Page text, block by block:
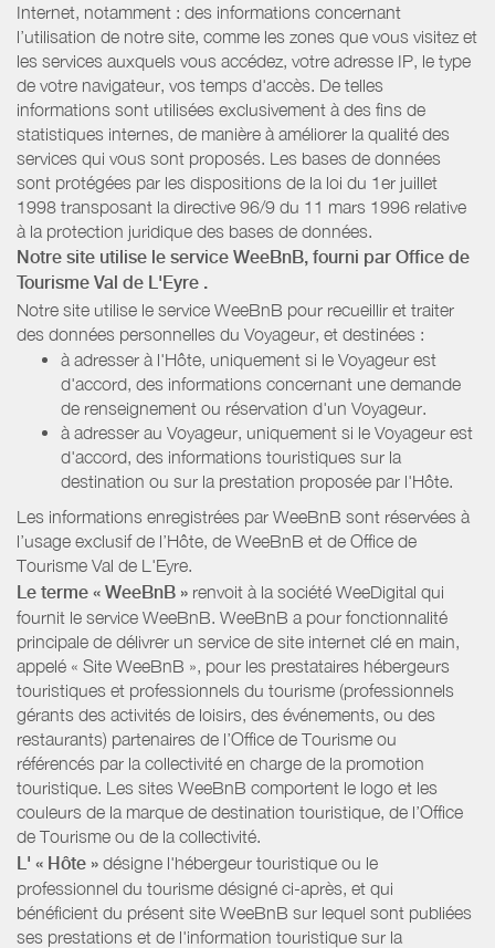
Internet, notamment : des informations concernant
l’utilisation de notre site, comme les zones que vous visitez et
les services auxquels vous accédez, votre adresse IP, le type
de votre navigateur, vos temps d'accès. De telles
informations sont utilisées exclusivement à des fins de
statistiques internes, de manière à améliorer la qualité des
services qui vous sont proposés. Les bases de données
sont protégées par les dispositions de la loi du 1er juillet
1998 transposant la directive 96/9 du 11 mars 1996 relative
à la protection juridique des bases de données.
Notre site utilise le service WeeBnB, fourni par Office de
Tourisme Val de L'Eyre .
Notre site utilise le service WeeBnB pour recueillir et traiter
des données personnelles du Voyageur, et destinées :
à adresser à l'Hôte, uniquement si le Voyageur est
d'accord, des informations concernant une demande
de renseignement ou réservation d'un Voyageur.
à adresser au Voyageur, uniquement si le Voyageur est
d'accord, des informations touristiques sur la
destination ou sur la prestation proposée par l'Hôte.
Les informations enregistrées par WeeBnB sont réservées à
l’usage exclusif de l’Hôte, de WeeBnB et de Office de
Tourisme Val de L'Eyre.
Le terme « WeeBnB » renvoit à la société WeeDigital qui
fournit le service WeeBnB. WeeBnB a pour fonctionnalité
principale de délivrer un service de site internet clé en main,
appelé « Site WeeBnB », pour les prestataires hébergeurs
touristiques et professionnels du tourisme (professionnels
gérants des activités de loisirs, des événements, ou des
restaurants) partenaires de l’Office de Tourisme ou
référencés par la collectivité en charge de la promotion
touristique. Les sites WeeBnB comportent le logo et les
couleurs de la marque de destination touristique, de l’Office
de Tourisme ou de la collectivité.
L' « Hôte » désigne l'hébergeur touristique ou le
professionnel du tourisme désigné ci-après, et qui
bénéficient du présent site WeeBnB sur lequel sont publiées
ses prestations et de l'information touristique sur la